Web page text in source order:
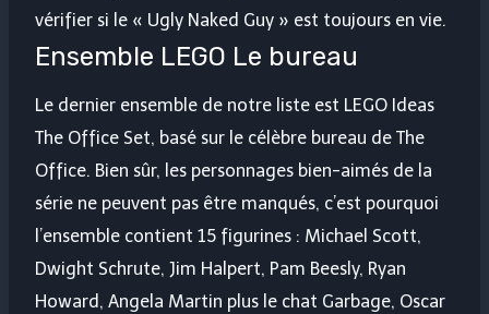
vérifier si le « Ugly Naked Guy » est toujours en vie.
Ensemble LEGO Le bureau
Le dernier ensemble de notre liste est LEGO Ideas
The Office Set, basé sur le célèbre bureau de The
Office. Bien sûr, les personnages bien-aimés de la
série ne peuvent pas être manqués, c’est pourquoi
l’ensemble contient 15 figurines : Michael Scott,
Dwight Schrute, Jim Halpert, Pam Beesly, Ryan
Howard, Angela Martin plus le chat Garbage, Oscar